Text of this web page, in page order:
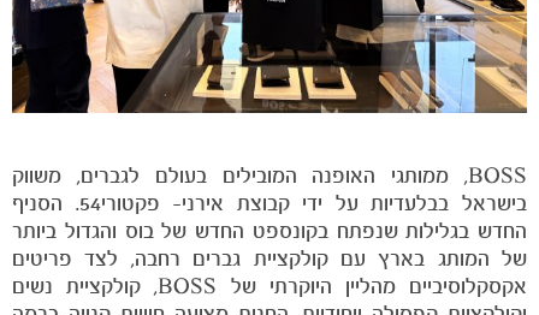
BOSS, ממותגי האופנה המובילים בעולם לגברים, משווק
בישראל בבלעדיות על ידי קבוצת אירני- פקטורי54. הסניף
החדש בגלילות שנפתח בקונספט החדש של בוס והגדול ביותר
של המותג בארץ עם קולקציית גברים רחבה, לצד פריטים
אקסקלוסיביים מהליין היוקרתי של BOSS, קולקציית נשים